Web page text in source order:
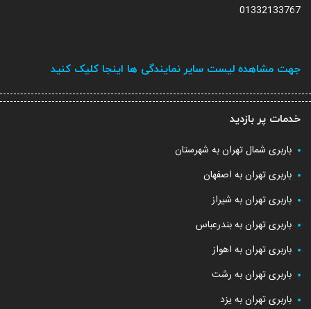
01332133767
جهت مشاهده لیست سایر نمایندگی ها اینجا کلیک کنید
خدمات پر بازدید
باربری شمال تهران به شهرستان
باربری تهران به اصفهان
باربری تهران به شیراز
باربری تهران به بندرعباس
باربری تهران به اهواز
باربری تهران به رشت
باربری تهران به یزد